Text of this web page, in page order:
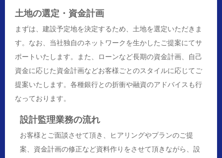
土地の選定・資金計画
まずは、建設予定地を決定するため、土地を選定いただきま
す。なお、当社独自のネットワークを生かしたご提案にてサ
ポートいたします。また、ローンなど長期の資金計画、自己
資金に応じた資金計画などお客様ごとのスタイルに応じてご
提案いたします。各種銀行との折衝や融資のアドバイスも行
なっております。
設計監理業務の流れ
お客様とご面談させて頂き、ヒアリングやプランのご提
案、資金計画の修正など資料作りをさせて頂きながら、設